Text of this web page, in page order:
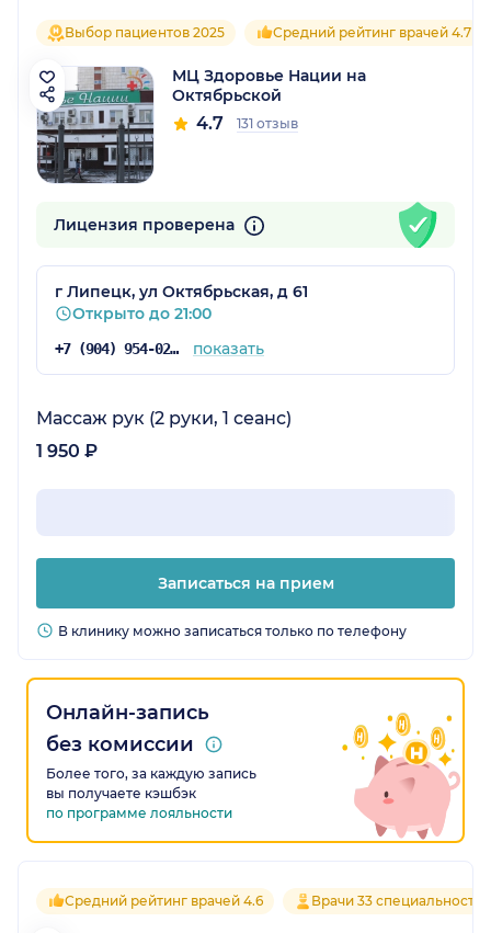
Выбор пациентов 2025 Средний рейтинг врачей 4.7
МЦ Здоровье Нации на
Октябрьской
4.7 131 отзыв
Лицензия проверена
г Липецк, ул Октябрьская, д 61
Открыто до 21:00
+7 (904) 954-02-49 показать
Массаж рук (2 руки, 1 сеанс)
1 950 ₽
Записаться на прием
В клинику можно записаться только по телефону
Онлайн-запись
без комиссии
Более того, за каждую запись
вы получаете кэшбэк
по программе лояльности
Средний рейтинг врачей 4.6 Врачи 33 специальностей